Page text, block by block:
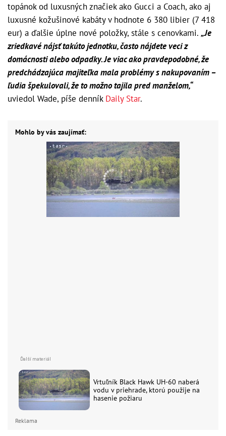
topánok od luxusných značiek ako Gucci a Coach, ako aj
luxusné kožušinové kabáty v hodnote 6 380 libier (7 418
eur) a ďalšie úplne nové položky, stále s cenovkami. „Je
zriedkavé nájsť takúto jednotku, často nájdete veci z
domácnosti alebo odpadky. Je viac ako pravdepodobné, že
predchádzajúca majiteľka mala problémy s nakupovaním –
ľudia špekulovali, že to možno tajila pred manželom,“
uviedol Wade, píše denník Daily Star.
Mohlo by vás zaujímať:
Vrtuľník Black Hawk UH-60 naberá
vodu v priehrade, ktorú použije na
hasenie požiaru
Reklama